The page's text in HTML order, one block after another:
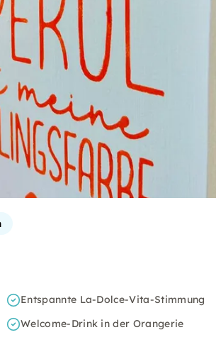
Entspannte La-Dolce-Vita-Stimmung
Welcome-Drink in der Orangerie